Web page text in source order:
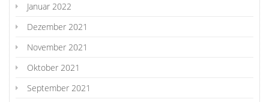
Januar 2022
Dezember 2021
November 2021
Oktober 2021
September 2021